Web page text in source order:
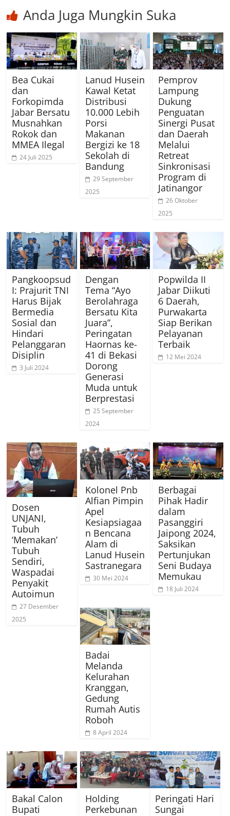
Anda Juga Mungkin Suka
Bea Cukai
dan
Forkopimda
Jabar Bersatu
Musnahkan
Rokok dan
MMEA Ilegal
24 Juli 2025
Lanud Husein
Kawal Ketat
Distribusi
10.000 Lebih
Porsi
Makanan
Bergizi ke 18
Sekolah di
Bandung
29 September
2025
Pemprov
Lampung
Dukung
Penguatan
Sinergi Pusat
dan Daerah
Melalui
Retreat
Sinkronisasi
Program di
Jatinangor
26 Oktober
2025
Pangkoopsud
I: Prajurit TNI
Harus Bijak
Bermedia
Sosial dan
Hindari
Pelanggaran
Disiplin
3 Juli 2024
Dengan
Tema “Ayo
Berolahraga
Bersatu Kita
Juara”,
Peringatan
Haornas ke-
41 di Bekasi
Dorong
Generasi
Muda untuk
Berprestasi
25 September
2024
Popwilda II
Jabar Diikuti
6 Daerah,
Purwakarta
Siap Berikan
Pelayanan
Terbaik
12 Mei 2024
Dosen
UNJANI,
Tubuh
‘Memakan’
Tubuh
Sendiri,
Waspadai
Penyakit
Autoimun
27 Desember
2025
Kolonel Pnb
Alfian Pimpin
Apel
Kesiapsiagaa
n Bencana
Alam di
Lanud Husein
Sastranegara
30 Mei 2024
Berbagai
Pihak Hadir
dalam
Pasanggiri
Jaipong 2024,
Saksikan
Pertunjukan
Seni Budaya
Memukau
18 Juli 2024
Badai
Melanda
Kelurahan
Kranggan,
Gedung
Rumah Autis
Roboh
8 April 2024
Bakal Calon
Bupati
Holding
Perkebunan
Peringati Hari
Sungai